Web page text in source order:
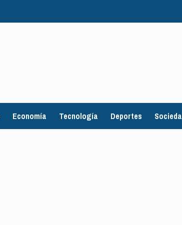
Economía Tecnología Deportes